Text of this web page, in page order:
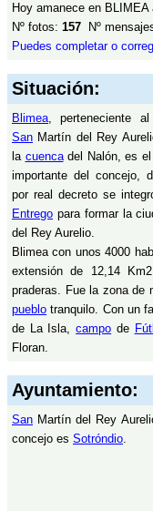
Hoy amanece en BLIMEA
Nº fotos: 157 Nº
Puedes completar o
Situación:
Blimea, perteneciente al
San Martín del Rey
la cuencadel Nalón, es el
importante del concejo,
por real decreto se
Entrego para formar la
del Rey Aurelio.
Blimea con unos 4000
extensión de 12,14
praderas. Fue la zona de
pueblo tranquilo. Con un
de La Isla,campo de
Floran.
Ayuntamiento:
San Martín del Rey
concejo es Sotróndio.